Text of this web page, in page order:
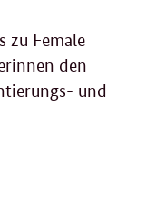
zu Female
den
und